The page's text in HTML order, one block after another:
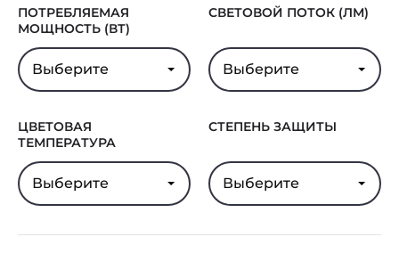
ПОТРЕБЛЯЕМАЯ
МОЩНОСТЬ (ВТ)
Выберите
СВЕТОВОЙ ПОТОК (ЛМ)
Выберите
ЦВЕТОВАЯ
ТЕМПЕРАТУРА
Выберите
СТЕПЕНЬ ЗАЩИТЫ
Выберите